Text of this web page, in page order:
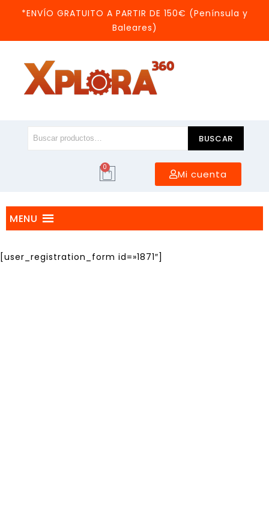
*ENVÍO GRATUITO A PARTIR DE 150€ (Península y
Baleares)
BUSCAR
0
Mi cuenta
MENU
[user_registration_form id=»1871″]